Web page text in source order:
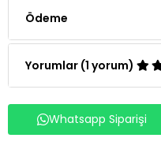
Ödeme
Yorumlar (1 yorum)
Whatsapp Siparişi